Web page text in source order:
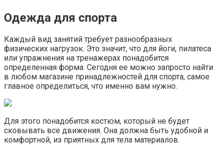
Одежда для спорта
Каждый вид занятий требует разнообразных
физических нагрузок. Это значит, что для йоги, пилатеса
или упражнения на тренажерах понадобится
определенная форма. Сегодня ее можно запросто найти
в любом магазине принадлежностей для спорта, самое
главное определиться, что именно вам нужно.
Для этого понадобится костюм, который не будет
сковывать все движения. Она должна быть удобной и
комфортной, из приятных для тела материалов.